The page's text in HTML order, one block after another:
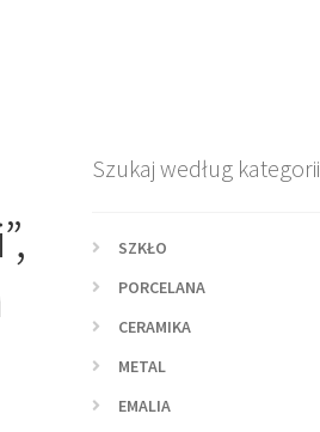
Szukaj według kategorii
SZKŁO
PORCELANA
CERAMIKA
METAL
EMALIA